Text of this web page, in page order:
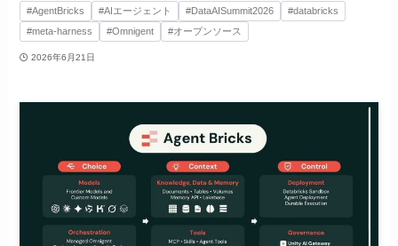
#AgentBricks #AIエージェント #DataAISummit2026
#databricks
#meta-harness
#Omnigent #オープンソース
2026年6月21日